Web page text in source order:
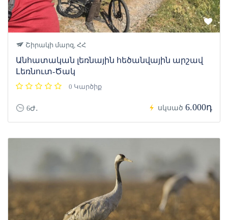
Շիրակի մարզ, ՀՀ
Անհատական լեռնային հեծանվային արշավ
Լեռնուտ-Ծակ
0 Կարծիք
6Ժ․ սկսած 6.000դ